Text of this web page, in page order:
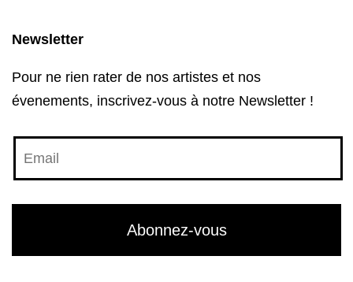
Newsletter
Pour ne rien rater de nos artistes et nos
évenements, inscrivez-vous à notre Newsletter !